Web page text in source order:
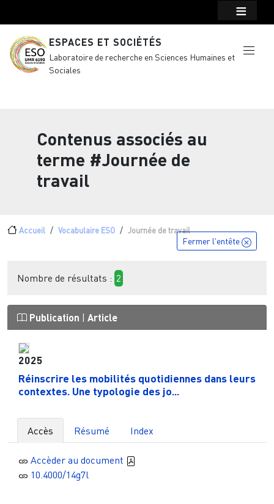
ESPACES ET SOCIÉTÉS
Laboratoire de recherche en Sciences Humaines et
Sociales
Contenus associés au
terme #Journée de
travail
Fil d'Ariane
Accueil Vocabulaire ESO Journée de travail
Fermer l'entête
Nombre de résultats : 2
Publication Article
2025
Réinscrire les mobilités quotidiennes dans leurs
contextes. Une typologie des jo...
Accès Résumé Index
Accèder au document
10.4000/14g7l